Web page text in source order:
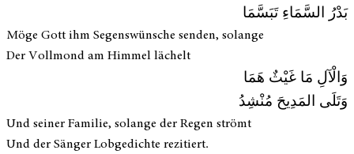
بَدْرُ السَّمَاءِ تَبَسَّمَا
Möge Gott ihm Segenswünsche senden, solange
Der Vollmond am Himmel lächelt
وَالْآلِ مَا غَيْثٌ هَمَا
وَتَلَى المَدِيحَ مُنْشِدُ
Und seiner Familie, solange der Regen strömt
Und der Sänger Lobgedichte rezitiert.